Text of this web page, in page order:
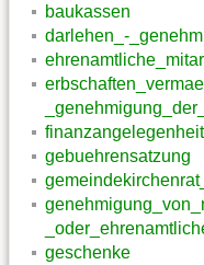
baukassen
darlehen_-
gebuehrensatzung
geschenke